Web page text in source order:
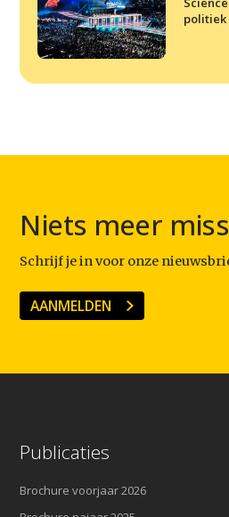
politiek
Niets meer
Schrijf je in voor onze
AANMELDEN
Publicaties
Brochure voorjaar 2026